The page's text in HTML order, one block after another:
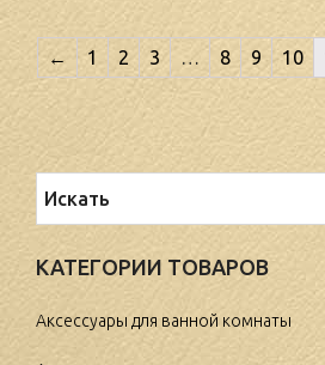
← 1 2 3 … 8 9 10
КАТЕГОРИИ ТОВАРОВ
Аксессуары для ванной комнаты